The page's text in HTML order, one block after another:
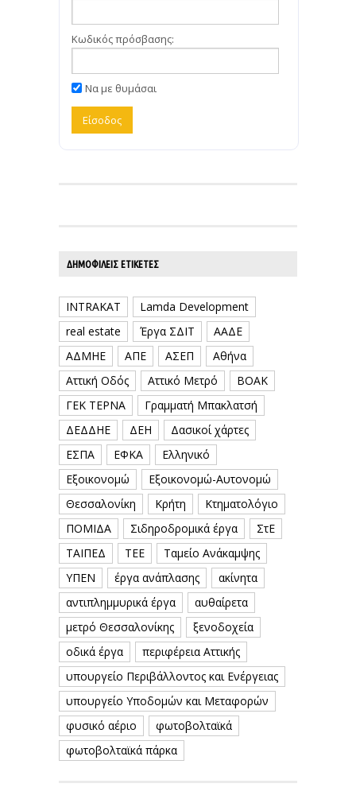
Κωδικός πρόσβασης:
Να με θυμάσαι
ΔΗΜΟΦΙΛΕΊΣ ΕΤΙΚΈΤΕΣ
INTRAKAT
Lamda Development
real estate
Έργα ΣΔΙΤ
ΑΑΔΕ
ΑΔΜΗΕ
ΑΠΕ ΑΣΕΠ
Αθήνα
Αττική Οδός
Αττικό Μετρό
ΒΟΑΚ
ΓΕΚ ΤΕΡΝΑ
Γραμματή Μπακλατσή
ΔΕΔΔΗΕ
ΔΕΗ
Δασικοί χάρτες
ΕΣΠΑ
ΕΦΚΑ
Ελληνικό
Εξοικονομώ
Εξοικονομώ-Αυτονομώ
Θεσσαλονίκη
Κρήτη
Κτηματολόγιο
ΠΟΜΙΔΑ
Σιδηροδρομικά έργα
ΣτΕ
ΤΑΙΠΕΔ
ΤΕΕ
Ταμείο Ανάκαμψης
ΥΠΕΝ
έργα ανάπλασης
ακίνητα
αντιπλημμυρικά έργα
αυθαίρετα
μετρό Θεσσαλονίκης
ξενοδοχεία
οδικά έργα
περιφέρεια Αττικής
υπουργείο Περιβάλλοντος και Ενέργειας
υπουργείο Υποδομών και Μεταφορών
φυσικό αέριο
φωτοβολταϊκά
φωτοβολταϊκά πάρκα